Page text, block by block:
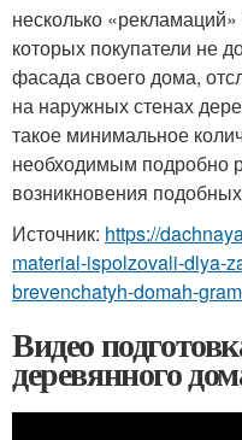
несколько «рекламаций»
которых покупатели не
фасада своего дома,
на наружных стенах
такое минимальное
необходимым подробно
возникновения
Источник: https://
material-ispolzovali-dlya-
brevenchatyh-domah-
Видео
деревянного